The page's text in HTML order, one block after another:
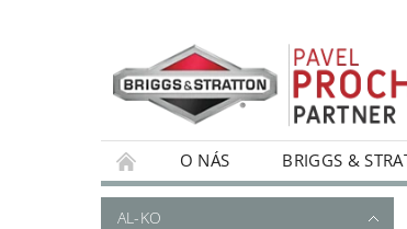
O NÁS BRIGGS &
AL-KO